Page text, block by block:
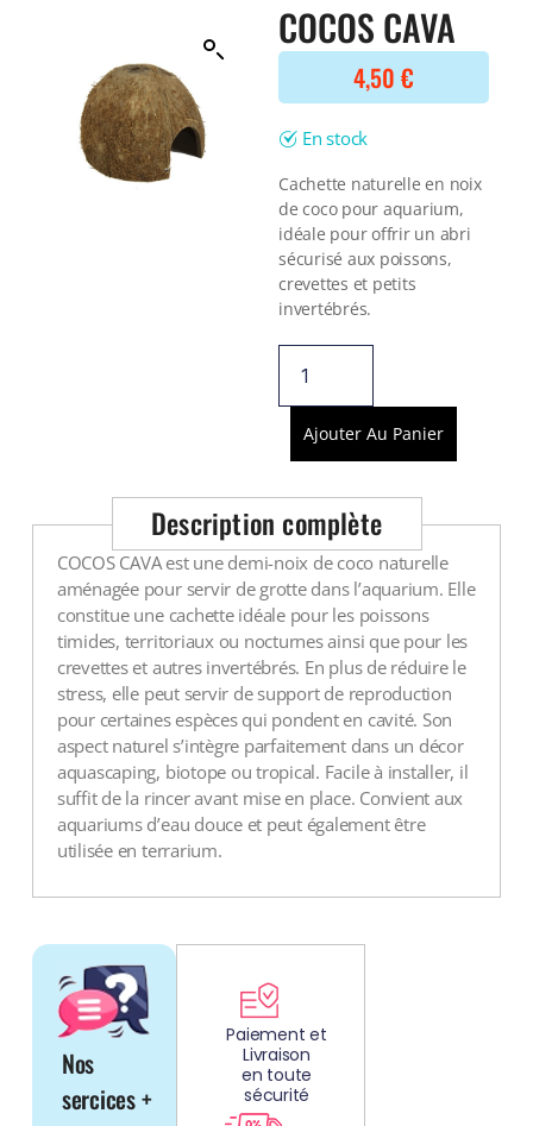
BONNES AFFAIRES
DERNIERS ARRIVAGES
Voir tout
NOURRITURE
Nourriture Lyophilisée
Nourriture sèche
Nourriture vivante
Spéciale herbivores
Spécifique
Voir tout
TRAITEMENT DE L'EAU
Spécial bassin
BONNES AFFAIRES
DERNIERS ARRIVAGES
Voir tout
COCOS CAVA
4,50€
En stock
Cachette naturelle en noix
de coco pour aquarium,
idéale pour offrir un abri
sécurisé aux poissons,
crevettes et petits
invertébrés.
Ajouter Au Panier
Description complète
COCOS CAVA est une demi-noix de coco naturelle
aménagée pour servir de grotte dans l’aquarium. Elle
constitue une cachette idéale pour les poissons
timides, territoriaux ou nocturnes ainsi que pour les
crevettes et autres invertébrés. En plus de réduire le
stress, elle peut servir de support de reproduction
pour certaines espèces qui pondent en cavité. Son
aspect naturel s’intègre parfaitement dans un décor
aquascaping, biotope ou tropical. Facile à installer, il
suffit de la rincer avant mise en place. Convient aux
aquariums d’eau douce et peut également être
utilisée en terrarium.
Nos
sercices +
Paiement et
Livraison
en toute
sécurité